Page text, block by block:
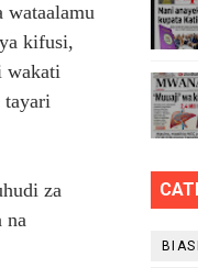
wataalamu
kifusi,
wakati
tayari
za
na